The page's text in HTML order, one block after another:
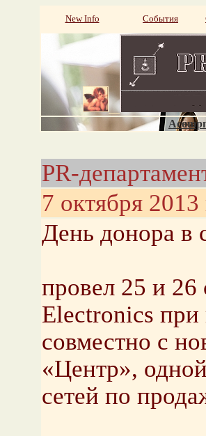
New Info События
PR-
7 октября 2013
День донора в
провел 25 и 26
Electronics при
совместно с
«Центр»,
сетей по